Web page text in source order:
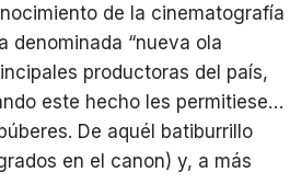
de la cinematografía
denominada “nueva ola
productoras del país,
este hecho les permitiese…
De aquél batiburrillo
en el canon) y, a más